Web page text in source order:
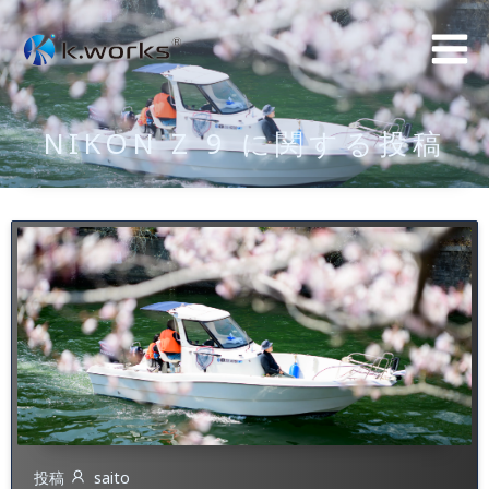
コ
ン
テ
ン
ツ
へ
キ
ッ
プ
NIKON Z 9 に関する投稿
投稿 saito